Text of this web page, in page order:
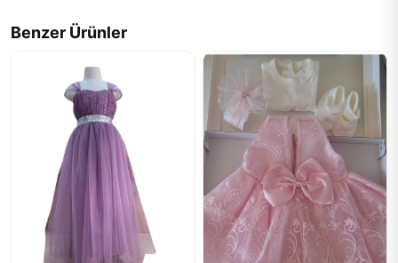
Benzer Ürünler